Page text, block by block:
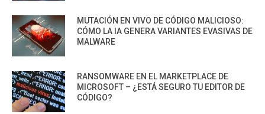
MUTACIÓN EN VIVO DE CÓDIGO MALICIOSO:
CÓMO LA IA GENERA VARIANTES EVASIVAS DE
MALWARE
RANSOMWARE EN EL MARKETPLACE DE
MICROSOFT – ¿ESTÁ SEGURO TU EDITOR DE
CÓDIGO?